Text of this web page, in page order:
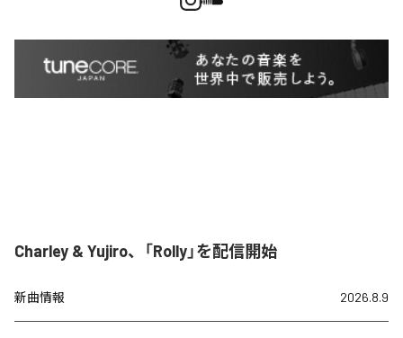
Charley & Yujiro、「Rolly」を配信開始
新曲情報 2026.8.9